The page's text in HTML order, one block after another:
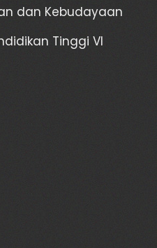
dan Kebudayaan
Tinggi VI